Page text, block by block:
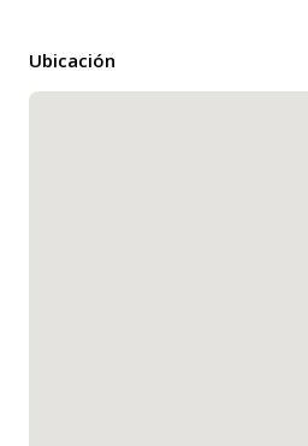
Ubicación